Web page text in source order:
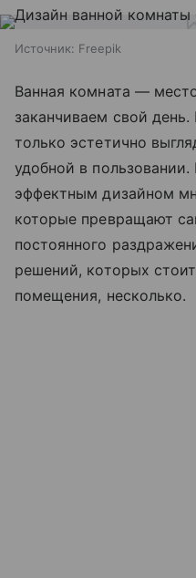
Источник: Freepik
Ванная комната —
заканчиваем свой
только эстетично
удобной в
эффектным дизайном
которые превращают
постоянного
решений, которых
помещения, несколько.